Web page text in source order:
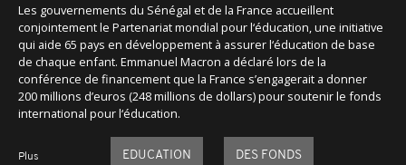
Les gouvernements du Sénégal et de la France accueillent
conjointement le Partenariat mondial pour l‘éducation, une initiative
qui aide 65 pays en développement à assurer l‘éducation de base
de chaque enfant. Emmanuel Macron a déclaré lors de la
conférence de financement que la France s’engagerait a donner
200 millions d’euros (248 millions de dollars) pour soutenir le fonds
international pour l‘éducation.
Plus
EDUCATION DES FONDS